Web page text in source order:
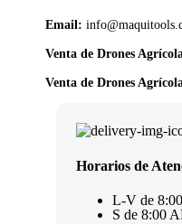
Email:
Venta de Drones
Venta de Drones
Horarios de
L-V de
S de 8:00